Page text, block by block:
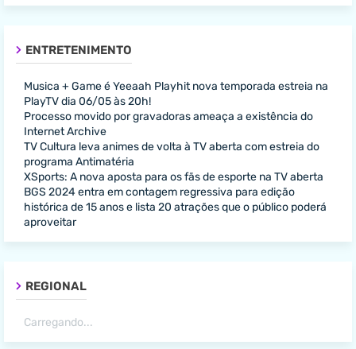
ENTRETENIMENTO
Musica + Game é Yeeaah Playhit nova temporada estreia na
PlayTV dia 06/05 às 20h!
Processo movido por gravadoras ameaça a existência do
Internet Archive
TV Cultura leva animes de volta à TV aberta com estreia do
programa Antimatéria
XSports: A nova aposta para os fãs de esporte na TV aberta
BGS 2024 entra em contagem regressiva para edição
histórica de 15 anos e lista 20 atrações que o público poderá
aproveitar
REGIONAL
Carregando...